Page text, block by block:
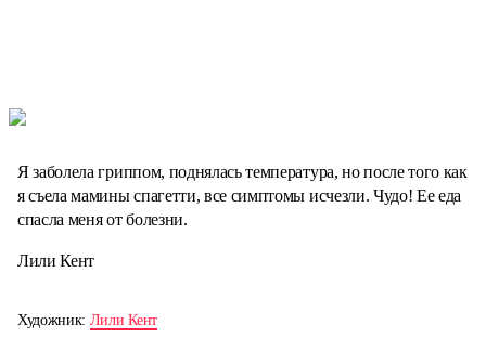
Я заболела гриппом, поднялась температура, но после того как
я съела мамины спагетти, все симптомы исчезли. Чудо! Ее еда
спасла меня от болезни.
Лили Кент
Художник: Лили Кент